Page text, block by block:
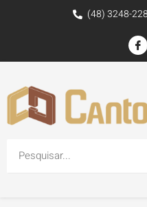
(48) 3248-